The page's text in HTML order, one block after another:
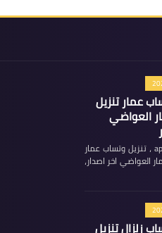
عمار تنزيل
العواضي
تحميل واتساب عمار العواضي apk ، تنزيل وتساب عمار
العواضي اخر اصدار،
زلزال تنزيل